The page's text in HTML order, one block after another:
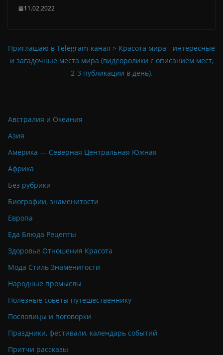
11.02.2022
Приглашаю в Telegram-канал > Красота мира - интересные
и загадочные места мира (видеоролики с описанием мест,
2-3 публикации в день).
Австралия и Океания
Азия
Америка — Северная Центральная Южная
Африка
Без рубрики
Биографии, знаменитости
Европа
Еда Блюда Рецепты
Здоровье Отношения Красота
Мода Стиль Знаменитости
Народные промыслы
Полезные советы путешественнику
Пословицы и поговорки
Праздники, фестивали, календарь событий
Притчи рассказы